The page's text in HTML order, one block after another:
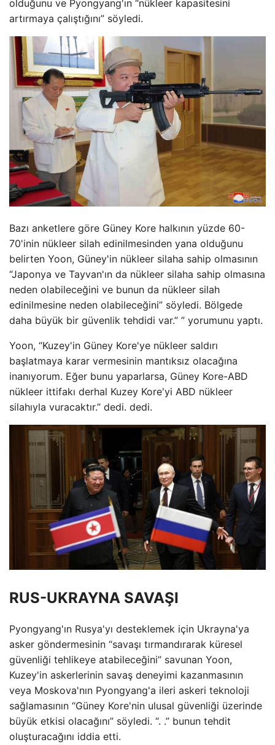
olduğunu ve Pyongyang'ın “nükleer kapasitesini
artırmaya çalıştığını” söyledi.
Bazı anketlere göre Güney Kore halkının yüzde 60-
70'inin nükleer silah edinilmesinden yana olduğunu
belirten Yoon, Güney'in nükleer silaha sahip olmasının
“Japonya ve Tayvan'ın da nükleer silaha sahip olmasına
neden olabileceğini ve bunun da nükleer silah
edinilmesine neden olabileceğini” söyledi. Bölgede
daha büyük bir güvenlik tehdidi var.” ” yorumunu yaptı.
Yoon, “Kuzey'in Güney Kore'ye nükleer saldırı
başlatmaya karar vermesinin mantıksız olacağına
inanıyorum. Eğer bunu yaparlarsa, Güney Kore-ABD
nükleer ittifakı derhal Kuzey Kore'yi ABD nükleer
silahıyla vuracaktır.” dedi. dedi.
RUS-UKRAYNA SAVAŞI
Pyongyang'ın Rusya'yı desteklemek için Ukrayna'ya
asker göndermesinin “savaşı tırmandırarak küresel
güvenliği tehlikeye atabileceğini” savunan Yoon,
Kuzey'in askerlerinin savaş deneyimi kazanmasının
veya Moskova'nın Pyongyang'a ileri askeri teknoloji
sağlamasının “Güney Kore'nin ulusal güvenliği üzerinde
büyük etkisi olacağını” söyledi. “. .” bunun tehdit
oluşturacağını iddia etti.